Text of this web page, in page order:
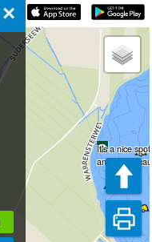
×
It's a nice
and swells